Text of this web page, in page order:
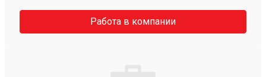
Работа в компании